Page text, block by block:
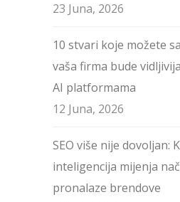
23 Juna, 2026
10 stvari koje možete
vaša firma bude
AI platformama
12 Juna, 2026
SEO više nije dovoljan:
inteligencija mijenja
pronalaze brendove